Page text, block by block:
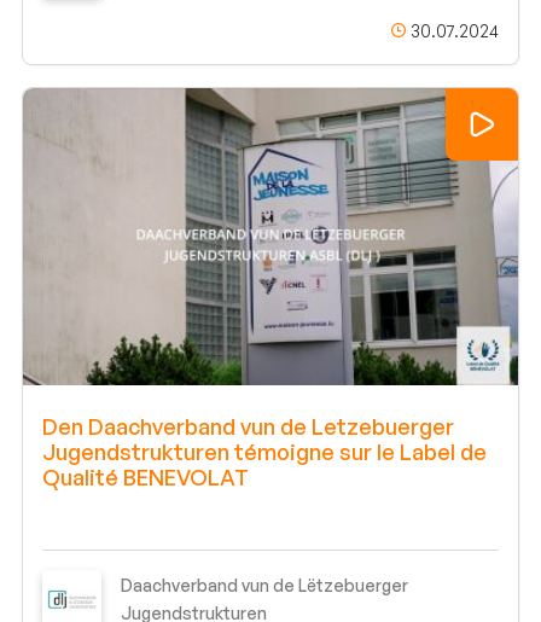
30.07.2024
Den Daachverband vun de Letzebuerger
Jugendstrukturen témoigne sur le Label de
Qualité BENEVOLAT
Daachverband vun de Lëtzebuerger
Jugendstrukturen